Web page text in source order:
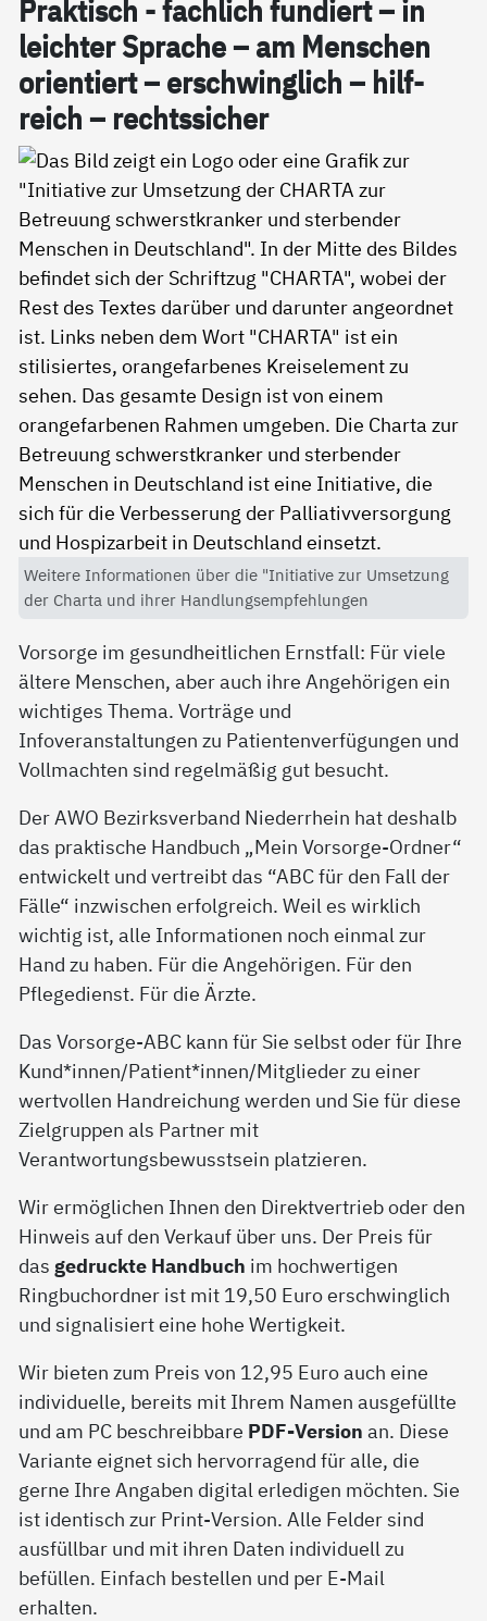
Prak­tisch - fach­lich fun­diert – in
leich­ter Spra­che – am Men­schen
ori­en­tiert – er­schwing­lich – hil­f­
reich – rechts­si­cher
Weitere Informationen über die "Initiative zur Umsetzung
der Charta und ihrer Handlungsempfehlungen
Vorsorge im gesundheitlichen Ernstfall: Für viele
ältere Menschen, aber auch ihre Angehörigen ein
wichtiges Thema. Vorträge und
Infoveranstaltungen zu Patientenverfügungen und
Vollmachten sind regelmäßig gut besucht.
Der AWO Bezirksverband Niederrhein hat deshalb
das praktische Handbuch „Mein Vorsorge-Ordner“
entwickelt und vertreibt das “ABC für den Fall der
Fälle“ inzwischen erfolgreich. Weil es wirklich
wichtig ist, alle Informationen noch einmal zur
Hand zu haben. Für die Angehörigen. Für den
Pflegedienst. Für die Ärzte.
Das Vorsorge-ABC kann für Sie selbst oder für Ihre
Kund*innen/Patient*innen/Mitglieder zu einer
wertvollen Handreichung werden und Sie für diese
Zielgruppen als Partner mit
Verantwortungsbewusstsein platzieren.
Wir ermöglichen Ihnen den Direktvertrieb oder den
Hinweis auf den Verkauf über uns. Der Preis für
das gedruckte Handbuch im hochwertigen
Ringbuchordner ist mit 19,50 Euro erschwinglich
und signalisiert eine hohe Wertigkeit.
Wir bieten zum Preis von 12,95 Euro auch eine
individuelle, bereits mit Ihrem Namen ausgefüllte
und am PC beschreibbare PDF-Version an. Diese
Variante eignet sich hervorragend für alle, die
gerne Ihre Angaben digital erledigen möchten. Sie
ist identisch zur Print-Version. Alle Felder sind
ausfüllbar und mit ihren Daten individuell zu
befüllen. Einfach bestellen und per E-Mail
erhalten.